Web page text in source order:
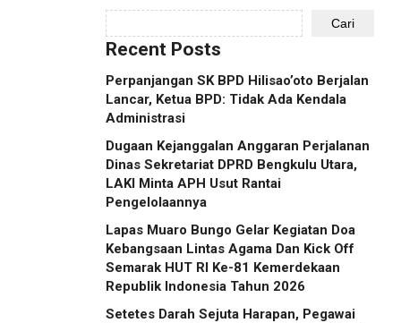
Cari
Recent Posts
Perpanjangan SK BPD Hilisao’oto Berjalan
Lancar, Ketua BPD: Tidak Ada Kendala
Administrasi
Dugaan Kejanggalan Anggaran Perjalanan
Dinas Sekretariat DPRD Bengkulu Utara,
LAKI Minta APH Usut Rantai
Pengelolaannya
Lapas Muaro Bungo Gelar Kegiatan Doa
Kebangsaan Lintas Agama Dan Kick Off
Semarak HUT RI Ke-81 Kemerdekaan
Republik Indonesia Tahun 2026
Setetes Darah Sejuta Harapan, Pegawai